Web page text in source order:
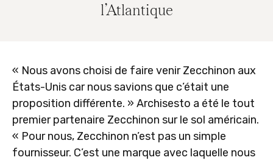
l’Atlantique
« Nous avons choisi de faire venir Zecchinon aux
États-Unis car nous savions que c’était une
proposition différente. » Archisesto a été le tout
premier partenaire Zecchinon sur le sol américain.
« Pour nous, Zecchinon n’est pas un simple
fournisseur. C’est une marque avec laquelle nous